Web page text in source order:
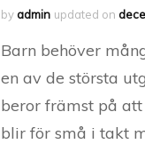
byadmin updated on
Barn behöver
en av de största
beror främst på
blir för små i takt